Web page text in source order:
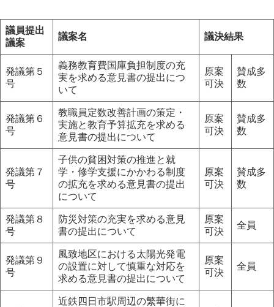
議員提出
議案
議案名 議決結果
発議第５
号
義務教育費国庫負担制度の充
実を求める意見書の提出につ
いて
原案
可決
賛成多
数
発議第６
号
教職員定数改善計画の策定・
実施と教育予算拡充を求める
意見書の提出について
原案
可決
賛成多
数
発議第７
号
子供の貧困対策の推進と就
学・修学支援にかかわる制度
の拡充を求める意見書の提出
について
原案
可決
賛成多
数
発議第８
号
防災対策の充実を求める意見
書の提出について
原案
可決
全員
発議第９
号
風致地区における太陽光発電
の設置に対して慎重な対応を
求める意見書の提出について
原案
可決
全員
近鉄四日市駅周辺の繁華街に